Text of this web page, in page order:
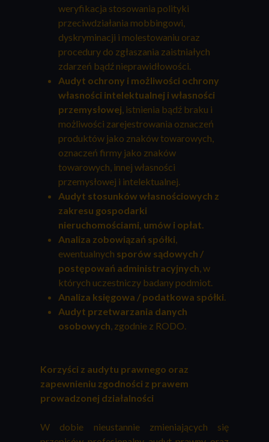
weryfikacja stosowania polityki
przeciwdziałania mobbingowi,
dyskryminacji i molestowaniu oraz
procedury do zgłaszania zaistniałych
zdarzeń bądź nieprawidłowości.
Audyt ochrony i możliwości ochrony
własności intelektualnej i własności
przemysłowej, istnienia bądź braku i
możliwości zarejestrowania oznaczeń
produktów jako znaków towarowych,
oznaczeń firmy jako znaków
towarowych, innej własności
przemysłowej i intelektualnej.
Audyt stosunków własnościowych z
zakresu gospodarki
nieruchomościami, umów i opłat.
Analiza zobowiązań spółki,
ewentualnych sporów sądowych /
postępowań administracyjnych, w
których uczestniczy badany podmiot.
Analiza księgowa / podatkowa spółki.
Audyt przetwarzania danych
osobowych, zgodnie z RODO.
Korzyści z audytu prawnego oraz
zapewnieniu zgodności z prawem
prowadzonej działalności
W dobie nieustannie zmieniających się